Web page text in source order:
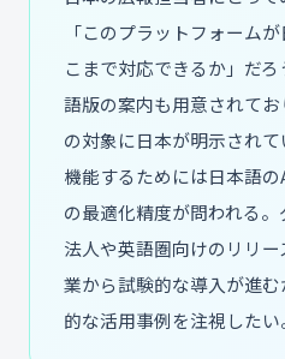
「このプラットフォーム
こまで対応できるか」だ
語版の案内も用意されて
の対象に日本が明示され
機能するためには日本語
の最適化精度が問われる
法人や英語圏向けのリリ
業から試験的な導入が進
的な活用事例を注視したい